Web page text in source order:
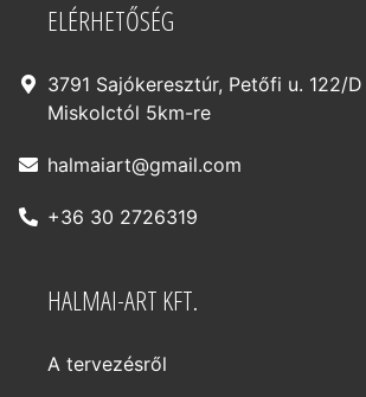
ELÉRHETŐSÉG
3791 Sajókeresztúr, Petőfi u. 122/D
Miskolctól 5km-re
halmaiart@gmail.com
+36 30 2726319
HALMAI-ART KFT.
A tervezésről